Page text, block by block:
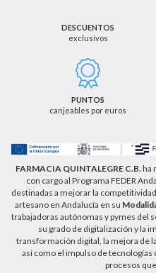
cancelación u
adicionales que le
de email
como a través de los
información adicional
privacidad que puede
DESCUENTOS
exclusivos
PUNTOS
canjeables por euros
FARMACIA QUINTALEGRE C.B. ha
con cargo al Programa FEDER
destinadas a mejorar la
artesano en Andalucía en su
trabajadoras autónomas y pymes del
su grado de digitalización y la
transformación digital, la mejora de
así como el impulso de tecnologías
procesos